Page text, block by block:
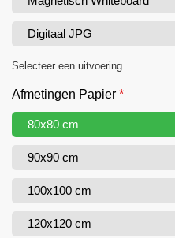
Digitaal JPG
Selecteer een uitvoering
Afmetingen Papier *
80x80 cm
90x90 cm
100x100 cm
120x120 cm